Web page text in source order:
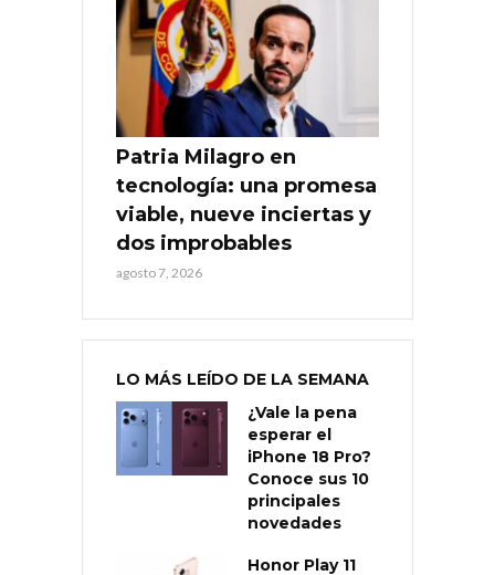
Patria Milagro en
tecnología: una promesa
viable, nueve inciertas y
dos improbables
agosto 7, 2026
LO MÁS LEÍDO DE LA SEMANA
¿Vale la pena
esperar el
iPhone 18 Pro?
Conoce sus 10
principales
novedades
Honor Play 11